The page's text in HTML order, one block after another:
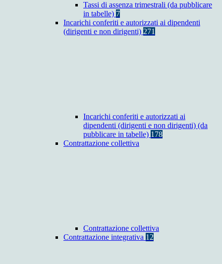
Tassi di assenza trimestrali (da pubblicare
in tabelle) 7
Incarichi conferiti e autorizzati ai dipendenti
(dirigenti e non dirigenti) 271
Incarichi conferiti e autorizzati ai
dipendenti (dirigenti e non dirigenti) (da
pubblicare in tabelle) 178
Contrattazione collettiva
Contrattazione collettiva
Contrattazione integrativa 12